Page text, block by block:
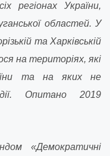
регіонах України,
областей. У
та Харківській
на територіях, які
та на яких не
Опитано 2019
«Демократичні